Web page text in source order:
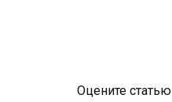
Оцените статью